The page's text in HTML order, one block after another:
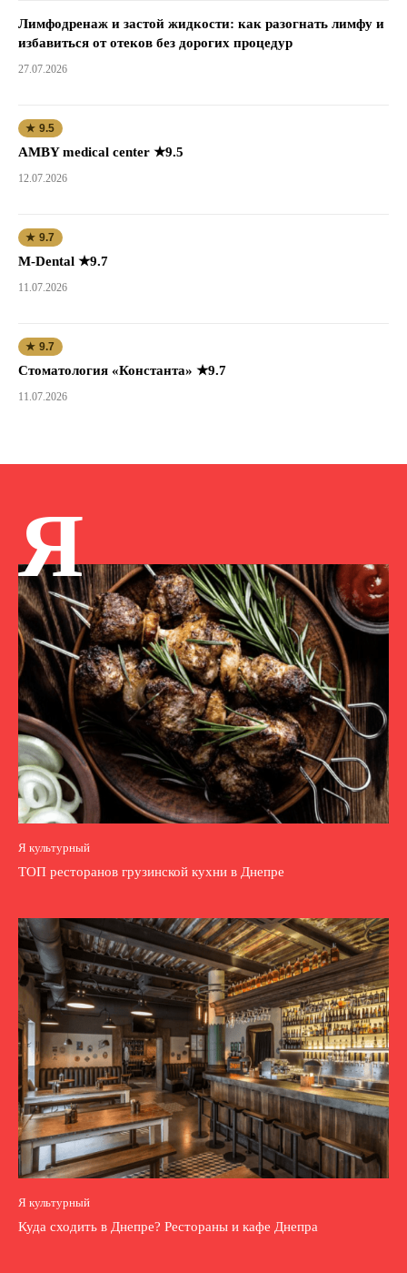
Лимфодренаж и застой жидкости: как разогнать лимфу и
избавиться от отеков без дорогих процедур
27.07.2026
★ 9.5
AMBY medical center ★9.5
12.07.2026
★ 9.7
M-Dental ★9.7
11.07.2026
★ 9.7
Стоматология «Константа» ★9.7
11.07.2026
Я
Я культурный
ТОП ресторанов грузинской кухни в Днепре
Я культурный
Куда сходить в Днепре? Рестораны и кафе Днепра